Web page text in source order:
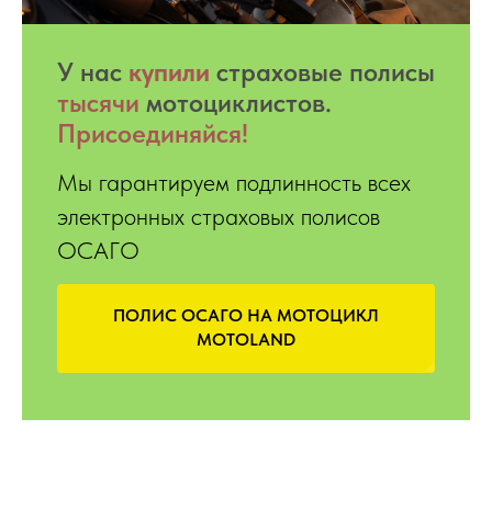
У нас купили страховые полисы
тысячи мотоциклистов.
Присоединяйся!
Мы гарантируем подлинность всех
электронных страховых полисов
ОСАГО
ПОЛИС ОСАГО НА МОТОЦИКЛ
MOTOLAND